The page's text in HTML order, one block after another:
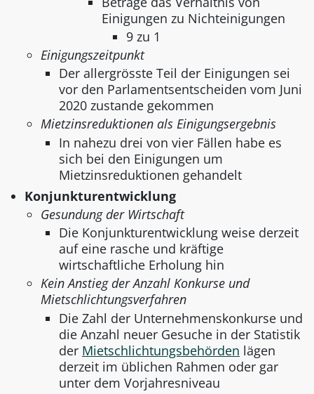
Einigungen zu Nichteinigungen
9 zu 1
Einigungszeitpunkt
Der allergrösste Teil der Einigungen sei
vor den Parlamentsentscheiden vom Juni
2020 zustande gekommen
Mietzinsreduktionen als Einigungsergebnis
In nahezu drei von vier Fällen habe es
sich bei den Einigungen um
Mietzinsreduktionen gehandelt
Konjunkturentwicklung
Gesundung der Wirtschaft
Die Konjunkturentwicklung weise derzeit
auf eine rasche und kräftige
wirtschaftliche Erholung hin
Kein Anstieg der Anzahl Konkurse und
Mietschlichtungsverfahren
Die Zahl der Unternehmenskonkurse und
die Anzahl neuer Gesuche in der Statistik
der Mietschlichtungsbehörden lägen
derzeit im üblichen Rahmen oder gar
unter dem Vorjahresniveau